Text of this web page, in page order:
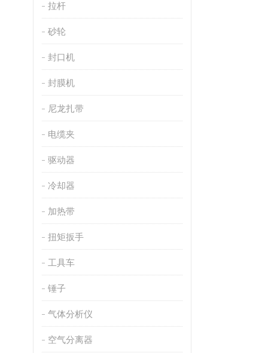
拉杆
砂轮
封口机
封膜机
尼龙扎带
电缆夹
驱动器
冷却器
加热带
扭矩扳手
工具车
锤子
气体分析仪
空气分离器